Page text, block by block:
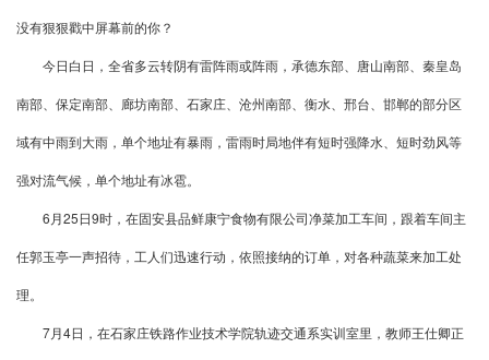
没有狠狠戳中屏幕前的你？
今日白日，全省多云转阴有雷阵雨或阵雨，承德东部、唐山南部、秦皇岛
南部、保定南部、廊坊南部、石家庄、沧州南部、衡水、邢台、邯郸的部分区
域有中雨到大雨，单个地址有暴雨，雷雨时局地伴有短时强降水、短时劲风等
强对流气候，单个地址有冰雹。
6月25日9时，在固安县品鲜康宁食物有限公司净菜加工车间，跟着车间主
任郭玉亭一声招待，工人们迅速行动，依照接纳的订单，对各种蔬菜来加工处
理。
7月4日，在石家庄铁路作业技术学院轨迹交通系实训室里，教师王仕卿正